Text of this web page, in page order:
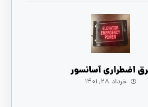
اضطراری آسانسور
خرداد ۲۸, ۱۴۰۱